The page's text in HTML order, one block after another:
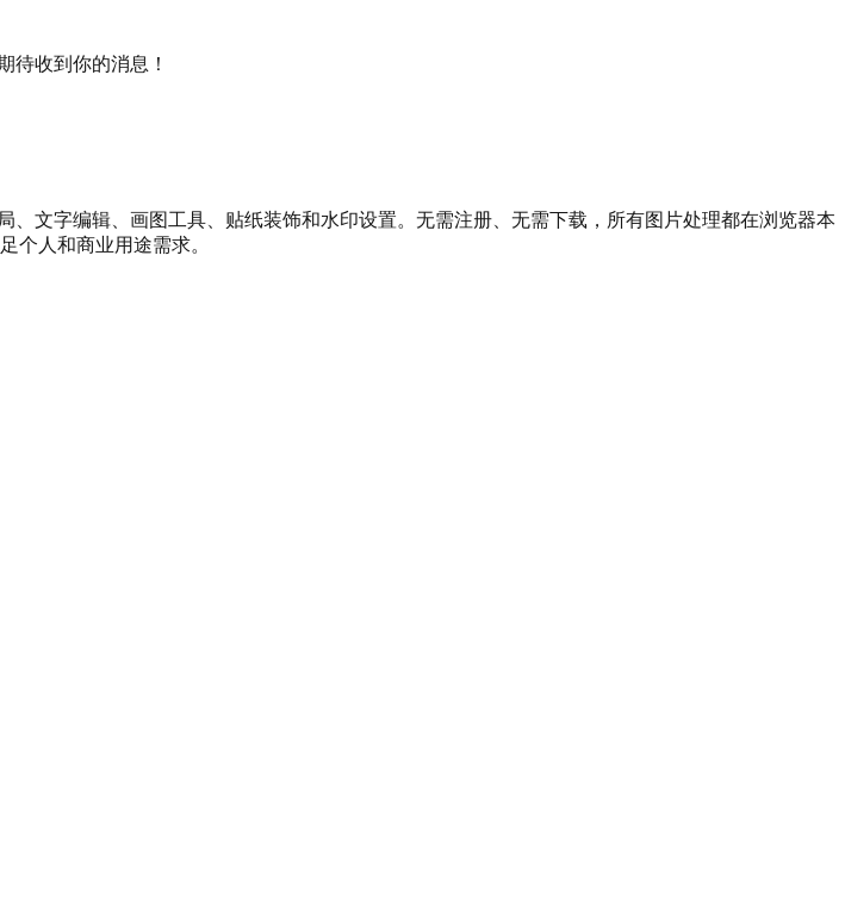
待收到你的消息！
文字编辑、画图工具、贴纸装饰和水印设置。无需注册、无需下载，所有图片处理都在浏览器本
个人和商业用途需求。